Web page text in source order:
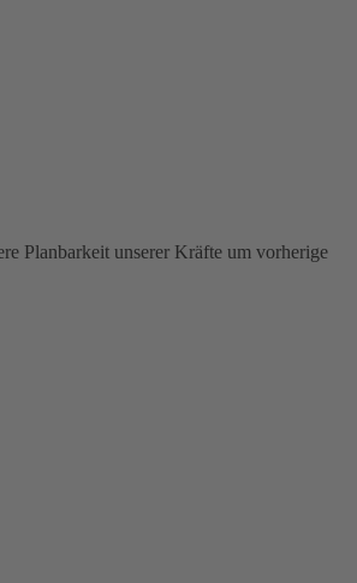
Planbarkeit unserer Kräfte um vorherige